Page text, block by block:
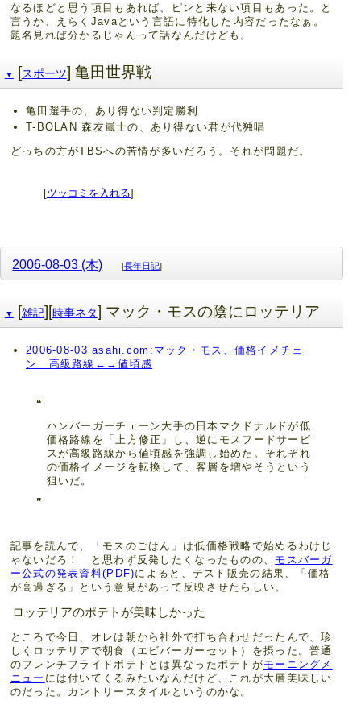
なるほどと思う項目もあれば、ピンと来ない項目もあった。と
言うか、えらくJavaという言語に特化した内容だったなぁ。
題名見れば分かるじゃんって話なんだけども。
▼ [スポーツ] 亀田世界戦
亀田選手の、あり得ない判定勝利
T-BOLAN 森友嵐士の、あり得ない君が代独唱
どっちの方がTBSへの苦情が多いだろう。それが問題だ。
[ツッコミを入れる]
2006-08-03 (木) [長年日記]
▼ [雑記][時事ネタ] マック・モスの陰にロッテリア
2006-08-03 asahi.com:マック・モス、価格イメチェ
ン 高級路線←→値頃感
ハンバーガーチェーン大手の日本マクドナルドが低
価格路線を「上方修正」し、逆にモスフードサービ
スが高級路線から値頃感を強調し始めた。それぞれ
の価格イメージを転換して、客層を増やそうという
狙いだ。
記事を読んで、「モスのごはん」は低価格戦略で始めるわけじ
ゃないだろ！ と思わず反発したくなったものの、 モスバーガ
ー公式の発表資料(PDF)によると、テスト販売の結果、「価格
が高過ぎる」という意見があって反映させたらしい。
ロッテリアのポテトが美味しかった
ところで今日、オレは朝から社外で打ち合わせだったんで、珍
しくロッテリアで朝食（エビバーガーセット）を摂った。普通
のフレンチフライドポテトとは異なったポテトがモーニングメ
ニュー には付いてくるみたいなんだけど、これが大層美味しい
のだった。カントリースタイルというのかな。